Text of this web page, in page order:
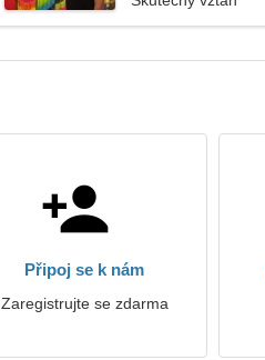
Připoj se k nám
Zaregistrujte se zdarma